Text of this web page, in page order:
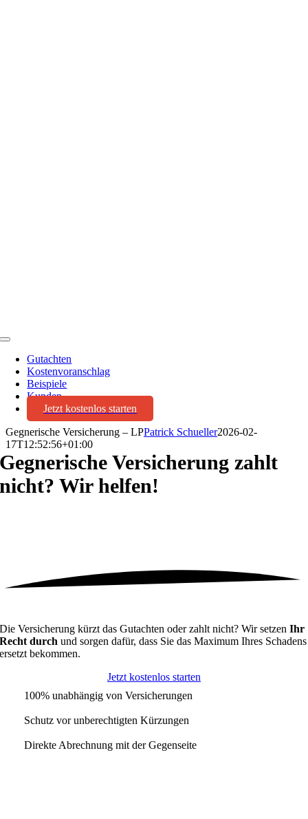
Toggle
NavigationGutachten
Kostenvoranschlag
Beispiele
Kunden
Jetzt kostenlos starten
Gegnerische Versicherung – LPPatrick Schueller2026-02-
17T12:52:56+01:00
Gegnerische Versicherung zahlt
nicht? Wir helfen!
Die Versicherung kürzt das Gutachten oder zahlt nicht? Wir setzenIhr
Recht durchund sorgen dafür, dass Sie das Maximum Ihres Schadens
ersetzt bekommen.
Jetzt kostenlos starten
100% unabhängig von Versicherungen
Schutz vor unberechtigten Kürzungen
Direkte Abrechnung mit der Gegenseite